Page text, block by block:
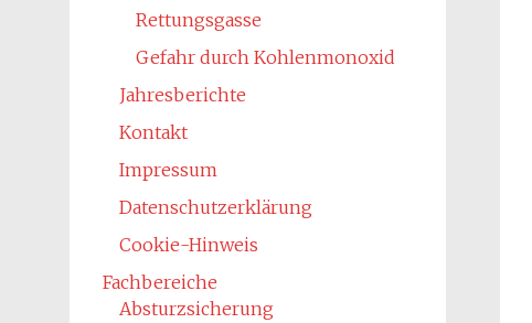
Rettungsgasse
Gefahr durch Kohlenmonoxid
Jahresberichte
Kontakt
Impressum
Datenschutzerklärung
Cookie-Hinweis
Fachbereiche
Absturzsicherung